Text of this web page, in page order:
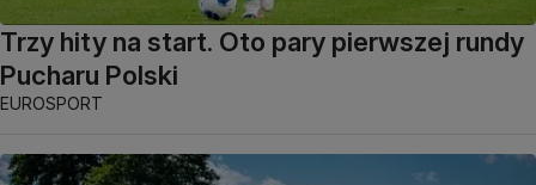
Trzy hity na start. Oto pary pierwszej rundy
Pucharu Polski
EUROSPORT